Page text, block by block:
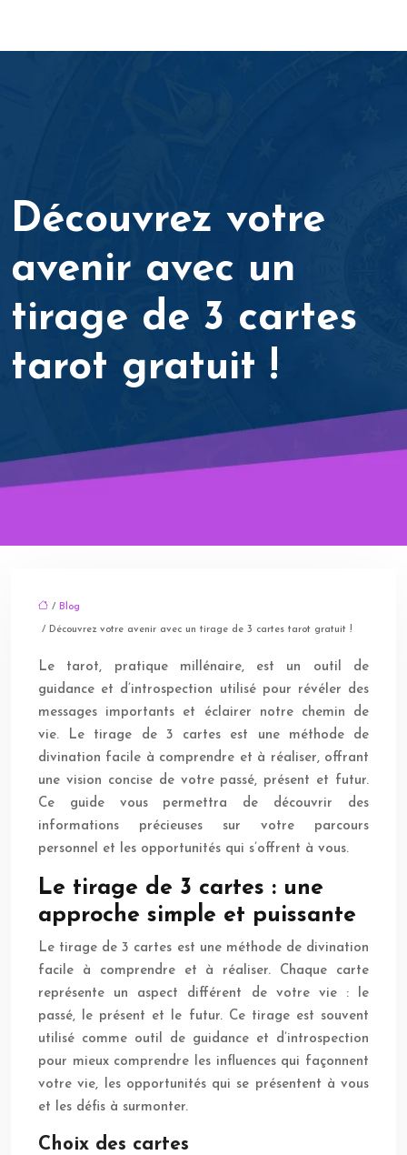
Découvrez votre
avenir avec un
tirage de 3 cartes
tarot gratuit !
/ Blog
/ Découvrez votre avenir avec un tirage de 3 cartes tarot gratuit !
Le tarot, pratique millénaire, est un outil de
guidance et d’introspection utilisé pour révéler des
messages importants et éclairer notre chemin de
vie. Le tirage de 3 cartes est une méthode de
divination facile à comprendre et à réaliser, offrant
une vision concise de votre passé, présent et futur.
Ce guide vous permettra de découvrir des
informations précieuses sur votre parcours
personnel et les opportunités qui s’offrent à vous.
Le tirage de 3 cartes : une
approche simple et puissante
Le tirage de 3 cartes est une méthode de divination
facile à comprendre et à réaliser. Chaque carte
représente un aspect différent de votre vie : le
passé, le présent et le futur. Ce tirage est souvent
utilisé comme outil de guidance et d’introspection
pour mieux comprendre les influences qui façonnent
votre vie, les opportunités qui se présentent à vous
et les défis à surmonter.
Choix des cartes